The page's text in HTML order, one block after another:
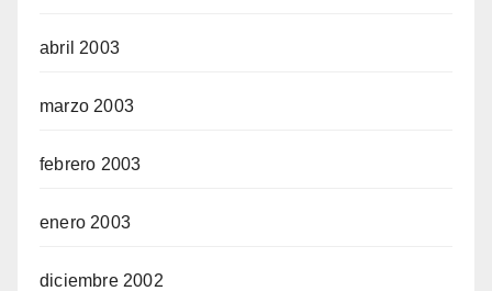
abril 2003
marzo 2003
febrero 2003
enero 2003
diciembre 2002